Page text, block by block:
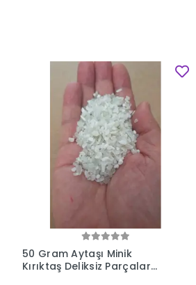
50 Gram Aytaşı Minik
Kırıktaş Deliksiz Parçalar